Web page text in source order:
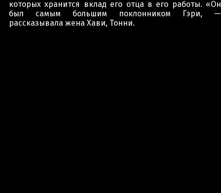
которых хранится вклад его отца в его работы. «Он
был самым большим поклонником Гэри, —
рассказывала жена Хави, Тонни.